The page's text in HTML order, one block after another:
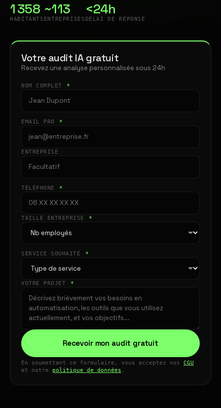
1 358
HABITANTS
~113
ENTREPRISES
<24h
DÉLAI DE RÉPONSE
Votre audit IA gratuit
Recevez une analyse personnalisée sous 24h
NOM COMPLET *
EMAIL PRO *
ENTREPRISE
TÉLÉPHONE *
TAILLE ENTREPRISE *
SERVICE SOUHAITÉ *
VOTRE PROJET *
Recevoir mon audit gratuit
En soumettant ce formulaire, vous acceptez nos CGU
et notre politique de données .